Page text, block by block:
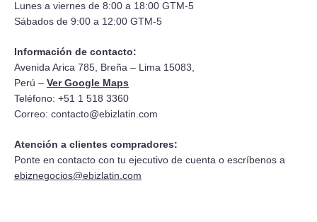
Lunes a viernes de 8:00 a 18:00 GTM-5
Sábados de 9:00 a 12:00 GTM-5
Información de contacto:
Avenida Arica 785, Breña – Lima 15083,
Perú – Ver Google Maps
Teléfono: +51 1 518 3360
Correo: contacto@ebizlatin.com
Atención a clientes compradores:
Ponte en contacto con tu ejecutivo de cuenta o escríbenos a
ebiznegocios@ebizlatin.com